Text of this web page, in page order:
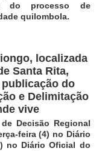
do processo de
quilombola.
localizada
Santa Rita,
do
e Delimitação
vive
Decisão Regional
feira (4) no Diário
no Diário Oficial do